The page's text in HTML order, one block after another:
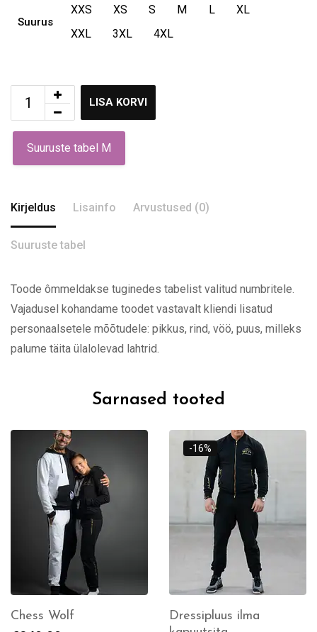
Suurus
XXS XS S M L
XL
XXL
3XL 4XL
LISA KORVI
Suuruste tabel M
Kirjeldus Lisainfo Arvustused (0)
Suuruste tabel
Toode ômmeldakse tuginedes tabelist valitud numbritele.
Vajadusel kohandame toodet vastavalt kliendi lisatud
personaalsetele mõõtudele: pikkus, rind, vöö, puus, milleks
palume täita ülalolevad lahtrid.
Sarnased tooted
Chess Wolf
-16%
Dressipluus ilma